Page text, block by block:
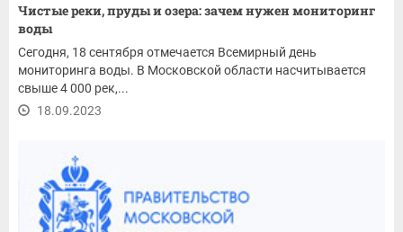
Чистые реки, пруды и озера: зачем нужен мониторинг
воды
Сегодня, 18 сентября отмечается Всемирный день
мониторинга воды. В Московской области насчитывается
свыше 4 000 рек,...
18.09.2023